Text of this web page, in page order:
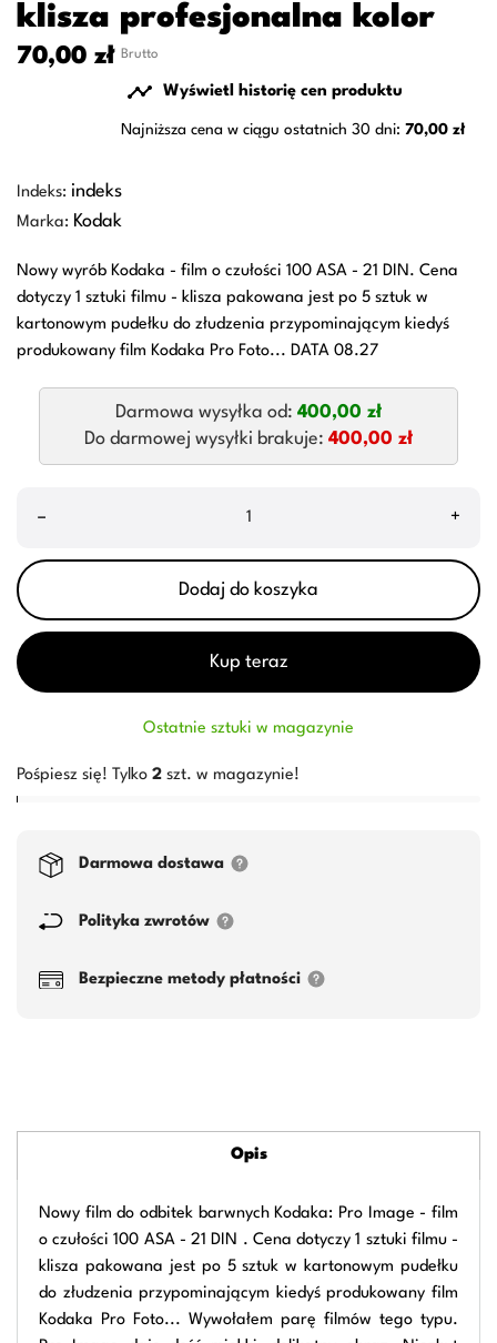
klisza profesjonalna kolor
70,00 zł Brutto
 Wyświetl historię cen produktu
Najniższa cena w ciągu ostatnich 30 dni: 70,00 zł
Indeks: indeks
Marka: Kodak
Nowy wyrób Kodaka - film o czułości 100 ASA - 21 DIN. Cena
dotyczy 1 sztuki filmu - klisza pakowana jest po 5 sztuk w
kartonowym pudełku do złudzenia przypominającym kiedyś
produkowany film Kodaka Pro Foto... DATA 08.27
Darmowa wysyłka od: 400,00 zł
Do darmowej wysyłki brakuje: 400,00 zł
– +
Dodaj do koszyka
Kup teraz
Ostatnie sztuki w magazynie
Pośpiesz się! Tylko 2 szt. w magazynie!
Darmowa dostawa
Polityka zwrotów
Bezpieczne metody płatności
Opis
Nowy film do odbitek barwnych Kodaka: Pro Image - film
o czułości 100 ASA - 21 DIN . Cena dotyczy 1 sztuki filmu -
klisza pakowana jest po 5 sztuk w kartonowym pudełku
do złudzenia przypominającym kiedyś produkowany film
Kodaka Pro Foto... Wywołałem parę filmów tego typu.